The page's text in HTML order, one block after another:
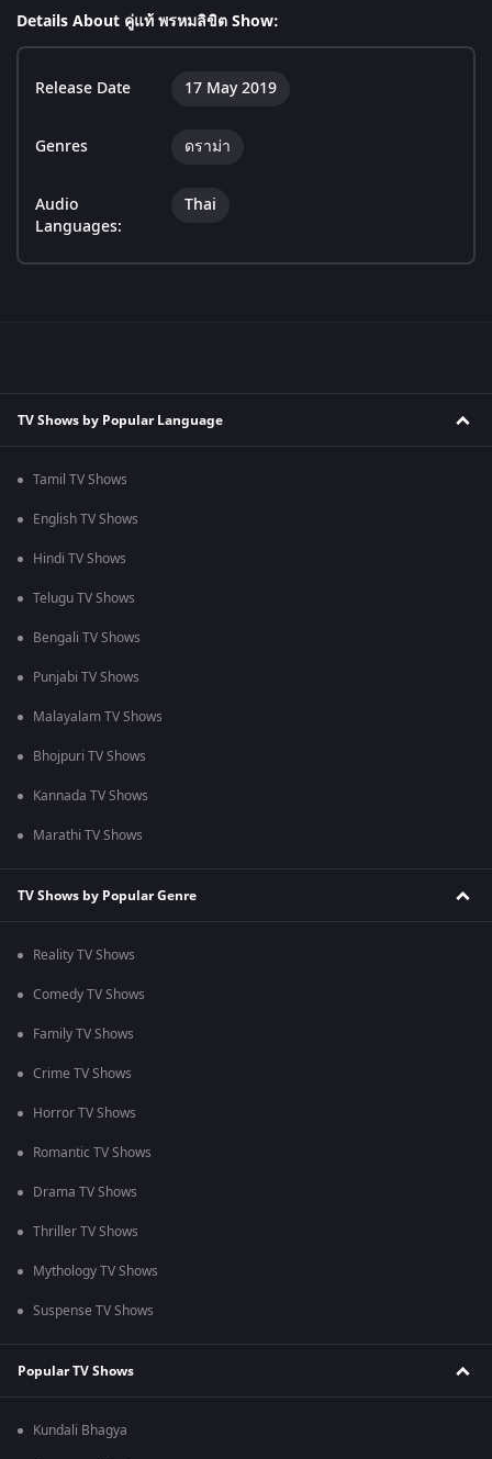
Details About คู่แท้ พรหมลิขิต Show:
Release Date 17 May 2019
Genres ดราม่า
Audio
Languages:
Thai
TV Shows by Popular Language
Tamil TV Shows
English TV Shows
Hindi TV Shows
Telugu TV Shows
Bengali TV Shows
Punjabi TV Shows
Malayalam TV Shows
Bhojpuri TV Shows
Kannada TV Shows
Marathi TV Shows
TV Shows by Popular Genre
Reality TV Shows
Comedy TV Shows
Family TV Shows
Crime TV Shows
Horror TV Shows
Romantic TV Shows
Drama TV Shows
Thriller TV Shows
Mythology TV Shows
Suspense TV Shows
Popular TV Shows
Kundali Bhagya